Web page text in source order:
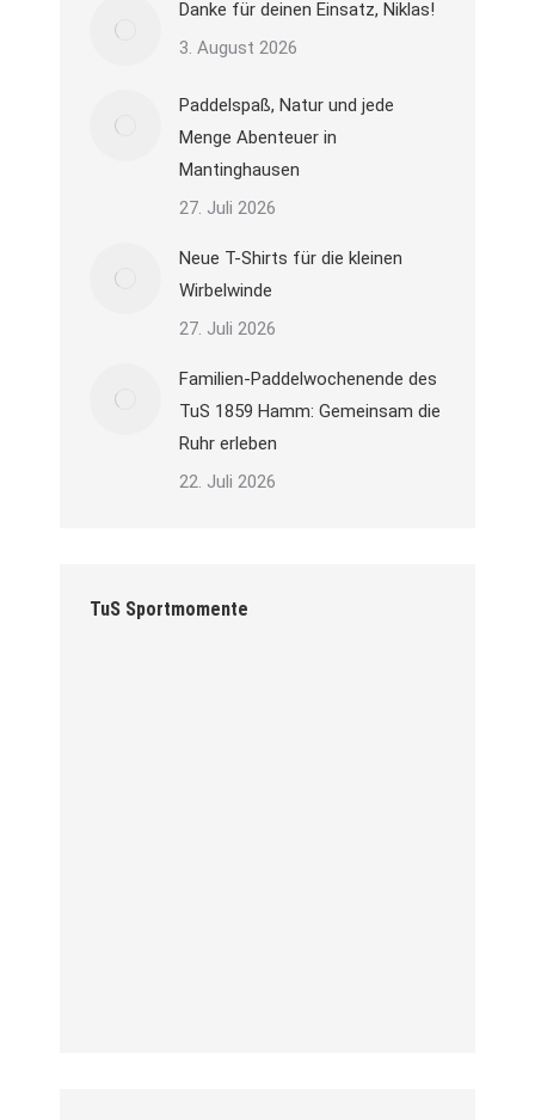
Danke für deinen Einsatz, Niklas!
3. August 2026
Paddelspaß, Natur und jede
Menge Abenteuer in
Mantinghausen
27. Juli 2026
Neue T-Shirts für die kleinen
Wirbelwinde
27. Juli 2026
Familien-Paddelwochenende des
TuS 1859 Hamm: Gemeinsam die
Ruhr erleben
22. Juli 2026
TuS Sportmomente